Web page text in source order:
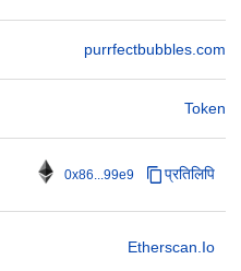
purrfectbubbles.com
Token
0x86...99e9 प्रतिलिपि
Etherscan.io